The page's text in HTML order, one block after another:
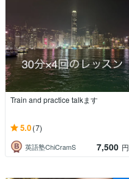
Train and practice talkます
5.0(7)
英語塾ChiCramS 7,500 円